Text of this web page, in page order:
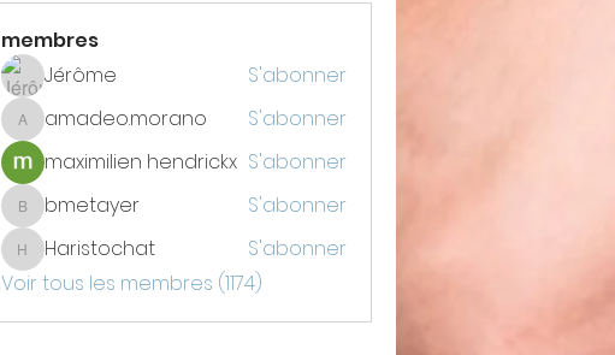
membres
Jérôme
S'abonner
amadeo.morano
amadeo.morano
S'abonner
maximilien hendrickx S'abonner
bmetayer
bmetayer S'abonner
Haristochat
Haristochat
S'abonner
Voir tous les membres (1174)